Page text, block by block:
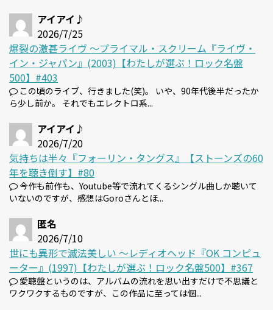
アイアイ♪
2026/7/25
爆裂の激甚ライヴ 〜プライマル・スクリーム『ライヴ・
イン・ジャパン』(2003)【わたしが選ぶ！ロック名盤
500】#403
この頃のライブ、行きました(笑)。 いや、90年代後半だったか
ら少し前か。 それでもエレクトロ系...
アイアイ♪
2026/7/20
気持ちは半々『フォーリン・タングス』【ストーンズの60
年を聴き倒す】#80
今作も前作も、Youtube等で流れてくるシングル曲しか聴いて
いないのですが、感想はGoroさんとほ...
匿名
2026/7/10
世にも異形で滅法美しい 〜レディオヘッド『OK コンピュ
ーター』(1997)【わたしが選ぶ！ロック名盤500】#367
愛聴盤というのは、アルバムの流れを思い出すだけで不思議と
ワクワクするものですが、この作品に至っては個...